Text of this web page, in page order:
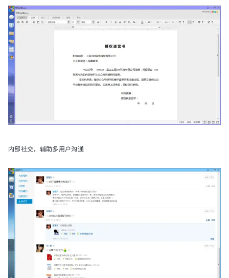
内部社交，辅助多用户沟通